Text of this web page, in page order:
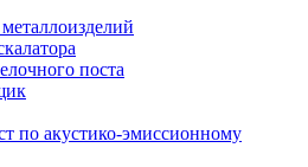
поста
по акустико-эмиссионному